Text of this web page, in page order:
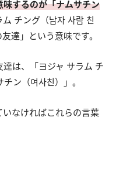
味するのが「ナムサチン
チング（남자 사람 친
達」という意味です。
は、「ヨジャ サラム チ
ン（여사친）」。
なければこれらの言葉